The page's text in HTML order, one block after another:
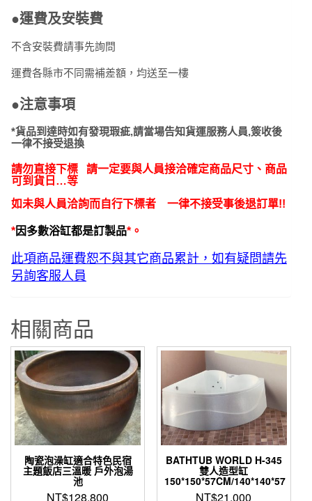
●運費及安裝費
不含安裝費請事先詢問
運費各縣市不同需補差額，均送至一樓
●注意事項
*貨品到達時如有發現瑕疵,請當場告知貨運服務人員,簽收後
一律不接受退換
請勿直接下標 請一定要與人員接洽確定商品尺寸、商品
可到貨日…等
如未與人員洽詢而自行下標者 一律不接受事後退訂單!!
*因多數浴缸都是訂製品*。
此項商品運費恕不與其它商品累計，如有疑問請先
另詢客服人員
相關商品
陶瓷泡澡缸適合特色民宿
主題飯店三溫暖 戶外泡湯
池
NT$128,800
BATHTUB WORLD H-345
雙人造型缸
150*150*57CM/140*140*57
NT$21,000